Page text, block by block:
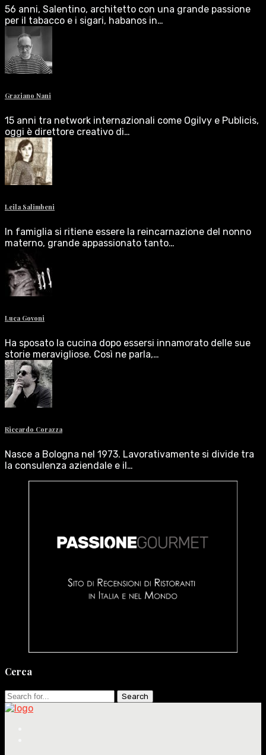
56 anni, Salentino, architetto con una grande passione
per il tabacco e i sigari, habanos in…
Graziano Nani
15 anni tra network internazionali come Ogilvy e Publicis,
oggi è direttore creativo di…
Leila Salimbeni
In famiglia si ritiene essere la reincarnazione del nonno
materno, grande appassionato tanto…
Luca Govoni
Ha sposato la cucina dopo essersi innamorato delle sue
storie meravigliose. Così ne parla,…
Riccardo Corazza
Nasce a Bologna nel 1973. Lavorativamente si divide tra
la consulenza aziendale e il…
Cerca
Search
for: